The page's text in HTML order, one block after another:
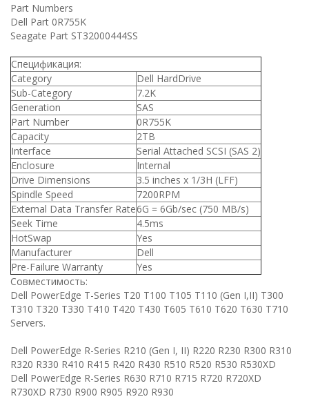
Part Numbers
Dell Part 0R755K
Seagate Part ST32000444SS
Спецификация:
Category
Dell HardDrive
Sub-Category
7.2K
Generation
SAS
Part Number
0R755K
Capacity
2TB
Interface
Serial Attached SCSI (SAS 2)
Enclosure
Internal
Drive Dimensions
3.5 inches x 1/3H (LFF)
Spindle Speed
7200RPM
External Data Transfer Rate6G = 6Gb/sec (750 MB/s)
Seek Time
4.5ms
HotSwap
Yes
Manufacturer
Dell
Pre-Failure Warranty
Yes
Совместимость:
Dell PowerEdge T-Series T20 T100 T105 T110 (Gen I,II) T300
T310 T320 T330 T410 T420 T430 T605 T610 T620 T630 T710
Servers.
Dell PowerEdge R-Series R210 (Gen I, II) R220 R230 R300 R310
R320 R330 R410 R415 R420 R430 R510 R520 R530 R530XD
Dell PowerEdge R-Series R630 R710 R715 R720 R720XD
R730XD R730 R900 R905 R920 R930